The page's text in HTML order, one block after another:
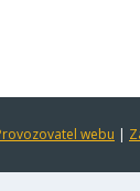
webu |